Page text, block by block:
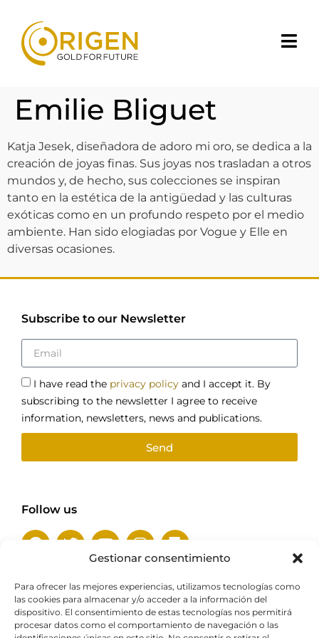
Gestionar consentimiento
Para ofrecer las mejores experiencias, utilizamos tecnologías como
las cookies para almacenar y/o acceder a la información del
dispositivo. El consentimiento de estas tecnologías nos permitirá
procesar datos como el comportamiento de navegación o las
Emilie Bliguet
Katja Jesek, diseñadora de adoro mi oro, se dedica a la
creación de joyas finas. Sus joyas nos trasladan a otros
mundos y, de hecho, sus colecciones se inspiran
tanto en la estética de la antigüedad y las culturas
exóticas como en un profundo respeto por el medio
ambiente. Han sido elogiadas por Vogue y Elle en
diversas ocasiones.
Subscribe to our Newsletter
I have read the privacy policy and I accept it. By
subscribing to the newsletter I agree to receive
information, newsletters, news and publications.
Send
Follow us
With the support of